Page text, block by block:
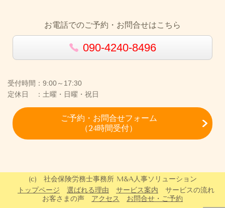
お電話でのご予約・お問合せはこちら
090-4240-8496
受付時間：9:00～17:30
定休日 ：土曜・日曜・祝日
ご予約・お問合せフォーム
（24時間受付）
(c) 社会保険労務士事務所 M&A人事ソリューション
トップページ
選ばれる理由 サービス案内
サービスの流れ
お客さまの声
アクセス お問合せ・ご予約